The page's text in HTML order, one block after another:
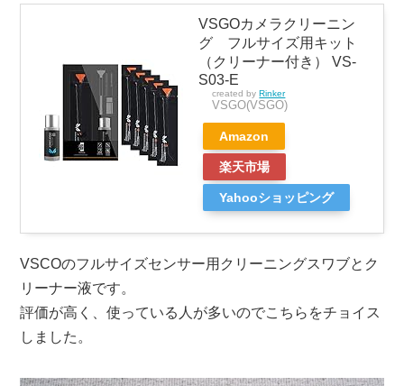
VSGOカメラクリーニン
グ フルサイズ用キット
（クリーナー付き） VS-
S03-E
created byRinker
VSGO(VSGO)
Amazon
楽天市場
Yahooショッピング
VSCOのフルサイズセンサー用クリーニングスワブとク
リーナー液です。
評価が高く、使っている人が多いのでこちらをチョイス
しました。